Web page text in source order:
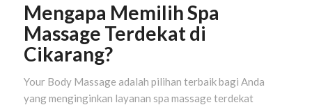
Mengapa Memilih Spa
Massage Terdekat di
Cikarang?
Your Body Massage adalah pilihan terbaik bagi Anda
yang menginginkan layanan spa massage terdekat